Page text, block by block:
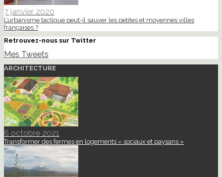
7 janvier 2020
L’urbanisme tactique peut-il sauver les petites et moyennes villes
françaises ?
Retrouvez-nous sur Twitter
Mes Tweets
ARCHITECTURE
6 octobre 2021
Transformer des fermes en logements « sociaux et paysans »